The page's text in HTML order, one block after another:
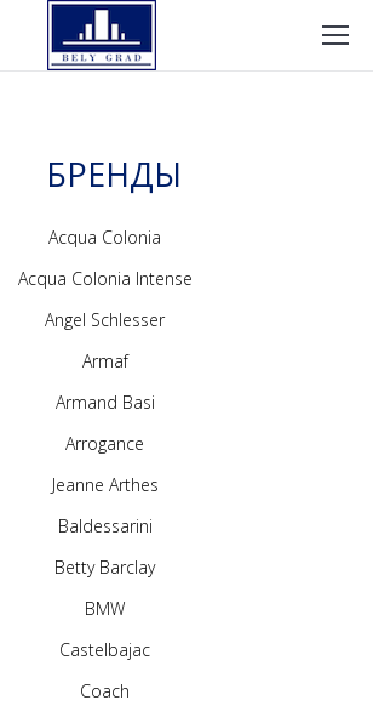
БРЕНДЫ
Acqua Colonia
Acqua Colonia Intense
Angel Schlesser
Armaf
Armand Basi
Arrogance
Jeanne Arthes
Baldessarini
Betty Barclay
BMW
Castelbajac
Coach